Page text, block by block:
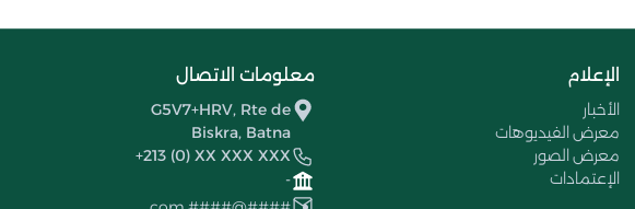
الإعلام
الأخبار
معرض الفيديوهات
معرض الصور
الإعتمادات
معلومات الاتصال
G5V7+HRV, Rte de
Biskra, Batna
+213 (0) XX XXX XXX
-